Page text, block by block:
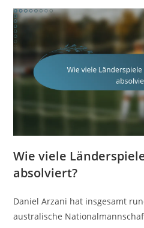
Wie viele
absolviert?
Daniel Arzani hat insgesamt
australische